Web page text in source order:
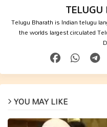
TELUGU
Telugu Bharath is Indian telugu
the worlds largest circulated
YOU MAY LIKE